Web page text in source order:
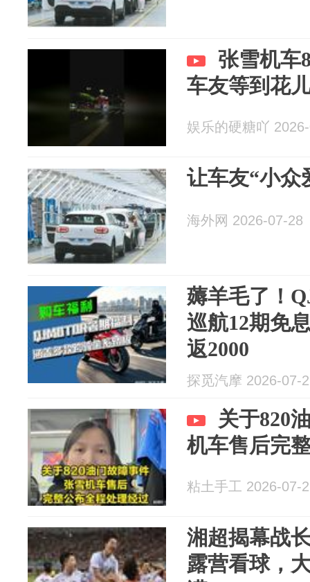
张雪机车
车友等到花
娱乐的硬糖吖
让车友“小众
海外网 2026-07-28
薅羊毛了！
巡航12期免
返2000
探觅汽摩 2026-07-
关于820
机车售后完
粘土手工 2026-07-
湘超揭幕战
露营看球，